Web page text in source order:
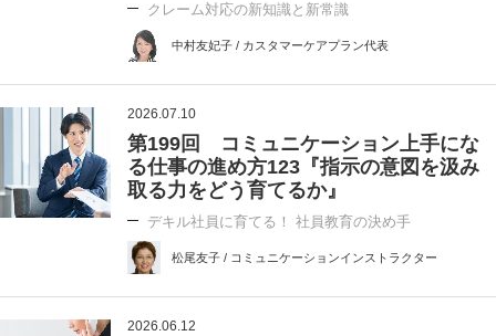
クレーム対応の新知識と新常識
中村友妃子 / カスタマーケアプラン代表
2026.07.10
第199回 コミュニケーション上手にな
る仕事の進め方123『指示の意図を汲み
取る力をどう育てるか』
デキル社員に育てる！ 社員教育の決め手
松尾友子 / コミュニケーションインストラクター
2026.06.12